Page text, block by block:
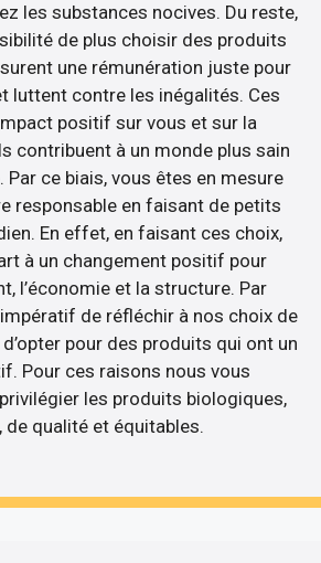
les substances nocives. Du reste,
de plus choisir des produits
une rémunération juste pour
luttent contre les inégalités. Ces
positif sur vous et sur la
contribuent à un monde plus sain
Par ce biais, vous êtes en mesure
responsable en faisant de petits
En effet, en faisant ces choix,
à un changement positif pour
l’économie et la structure. Par
de réfléchir à nos choix de
pour des produits qui ont un
Pour ces raisons nous vous
les produits biologiques,
de qualité et équitables.